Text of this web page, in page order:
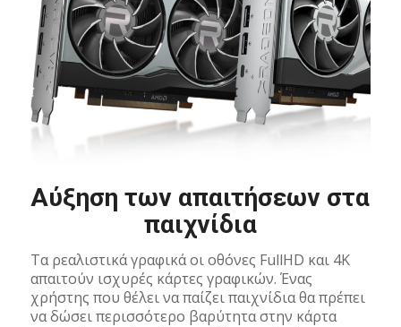
Αύξηση των απαιτήσεων στα
παιχνίδια
Τα ρεαλιστικά γραφικά οι οθόνες FullHD και 4K
απαιτούν ισχυρές κάρτες γραφικών. Ένας
χρήστης που θέλει να παίζει παιχνίδια θα πρέπει
να δώσει περισσότερο βαρύτητα στην κάρτα